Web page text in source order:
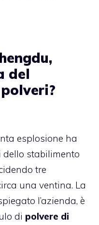
del
esplosione ha
stabilimento
tre
una ventina. La
l’azienda, è
di polvere di